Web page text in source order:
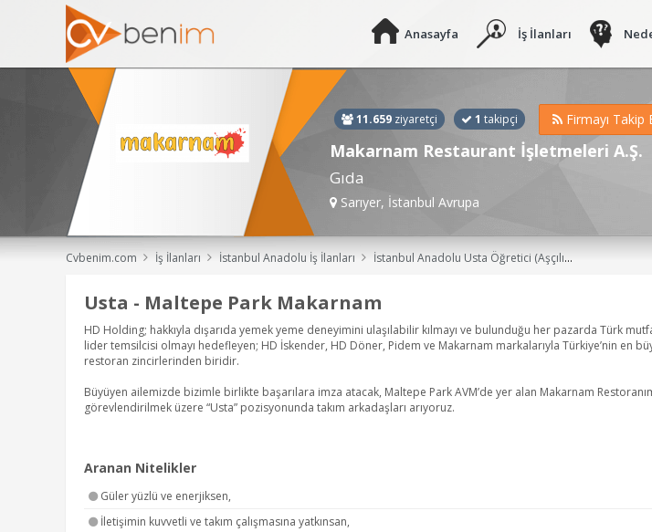
Anasayfa İş İlanları
11.659 ziyaretçi 1 takipçi Firmayı Takip
Makarnam Restaurant İşletmeleri A.Ş.
Gıda
Sarıyer, İstanbul Avrupa
Cvbenim.com İş İlanları İstanbul Anadolu İş İlanları İstanbul Anadolu Usta Öğretici (Aşçılık), Aşçı, Aşçıbaşı, Aşçı (Özel Hizmet), Mutfak Şefi, Sıcak Mutfak Aşçısı, Sıcak Şefi, Alakart Aşçısı, Aşçı Yardımcısı, Gastronomi Uzmanı/Mutfak Sanatı Uzmanı İş İlanları
Usta - Maltepe Park Makarnam
HD Holding; hakkıyla dışarıda yemek yeme deneyimini ulaşılabilir kılmayı ve bulunduğu her pazarda Türk
lider temsilcisi olmayı hedefleyen; HD İskender, HD Döner, Pidem ve Makarnam markalarıyla Türkiye’nin en
restoran zincirlerinden biridir.
Büyüyen ailemizde bizimle birlikte başarılara imza atacak, Maltepe Park AVM’de yer alan Makarnam
görevlendirilmek üzere “Usta” pozisyonunda takım arkadaşları arıyoruz.
Aranan Nitelikler
Güler yüzlü ve enerjiksen,
İletişimin kuvvetli ve takım çalışmasına yatkınsan,